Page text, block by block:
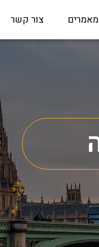
מאמרים צור קשר